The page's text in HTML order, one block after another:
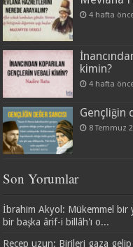
4 hafta
kimin?
4 hafta
Gençliğin
8 Temmuz
Son Yorumlar
İbrahim Akyol: Mükemmel bir
bir başka ârif-i billâh'ı o...
Recep uzun: Birileri gaza